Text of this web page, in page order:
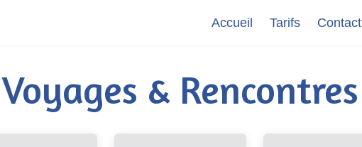
Accueil Tarifs Contact
Voyages & Rencontres